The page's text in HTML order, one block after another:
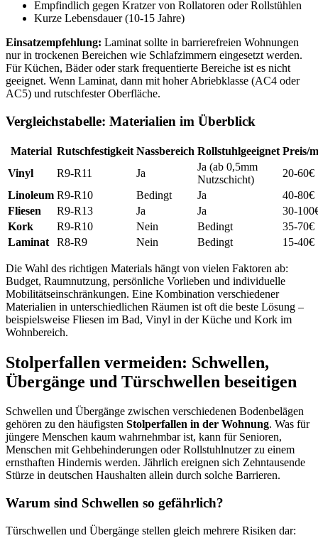
Empfindlich gegen Kratzer von Rollatoren oder Rollstühlen
Kurze Lebensdauer (10-15 Jahre)
Einsatzempfehlung: Laminat sollte in barrierefreien Wohnungen
nur in trockenen Bereichen wie Schlafzimmern eingesetzt werden.
Für Küchen, Bäder oder stark frequentierte Bereiche ist es nicht
geeignet. Wenn Laminat, dann mit hoher Abriebklasse (AC4 oder
AC5) und rutschfester Oberfläche.
Vergleichstabelle: Materialien im Überblick
Material Rutschfestigkeit Nassbereich Rollstuhlgeeignet Preis/
Vinyl
R9-R11 Ja
Ja (ab 0,5mm
Nutzschicht)
20-60€
Linoleum R9-R10 Bedingt Ja
40-80€
Fliesen
R9-R13 Ja Ja
30-
Kork
R9-R10 Nein Bedingt
35-70€
Laminat
R8-R9 Nein Bedingt 15-40€
Die Wahl des richtigen Materials hängt von vielen Faktoren ab:
Budget, Raumnutzung, persönliche Vorlieben und individuelle
Mobilitätseinschränkungen. Eine Kombination verschiedener
Materialien in unterschiedlichen Räumen ist oft die beste Lösung –
beispielsweise Fliesen im Bad, Vinyl in der Küche und Kork im
Wohnbereich.
Stolperfallen vermeiden: Schwellen,
Übergänge und Türschwellen beseitigen
Schwellen und Übergänge zwischen verschiedenen Bodenbelägen
gehören zu den häufigsten Stolperfallen in der Wohnung. Was für
jüngere Menschen kaum wahrnehmbar ist, kann für Senioren,
Menschen mit Gehbehinderungen oder Rollstuhlnutzer zu einem
ernsthaften Hindernis werden. Jährlich ereignen sich Zehntausende
Stürze in deutschen Haushalten allein durch solche Barrieren.
Warum sind Schwellen so gefährlich?
Türschwellen und Übergänge stellen gleich mehrere Risiken dar: